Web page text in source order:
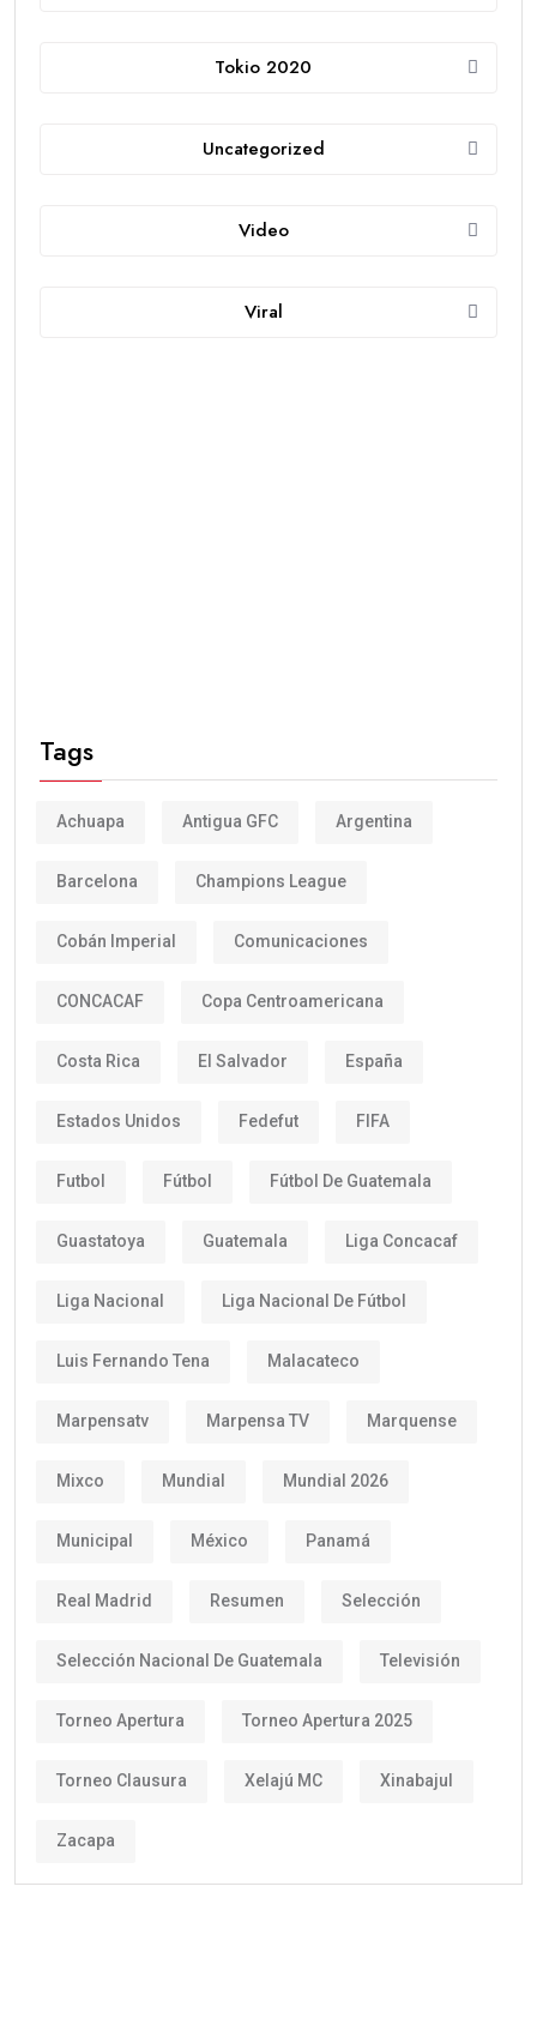
Tokio 2020
Uncategorized
Video
Viral
Tags
Achuapa Antigua GFC Argentina
Barcelona Champions League
Cobán Imperial Comunicaciones
CONCACAF Copa Centroamericana
Costa Rica El Salvador España
Estados Unidos Fedefut FIFA
Futbol Fútbol Fútbol De Guatemala
Guastatoya Guatemala Liga Concacaf
Liga Nacional Liga Nacional De Fútbol
Luis Fernando Tena Malacateco
Marpensatv Marpensa TV Marquense
Mixco Mundial Mundial 2026
Municipal México Panamá
Real Madrid Resumen Selección
Selección Nacional De Guatemala Televisión
Torneo Apertura Torneo Apertura 2025
Torneo Clausura Xelajú MC Xinabajul
Zacapa